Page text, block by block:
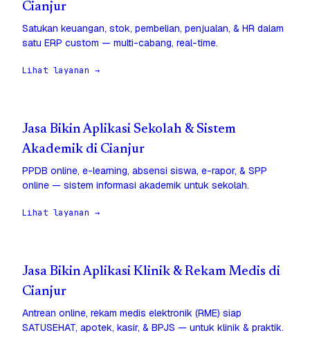
Cianjur
Satukan keuangan, stok, pembelian, penjualan, & HR dalam
satu ERP custom — multi-cabang, real-time.
Lihat layanan →
Jasa Bikin Aplikasi Sekolah & Sistem
Akademik di Cianjur
PPDB online, e-learning, absensi siswa, e-rapor, & SPP
online — sistem informasi akademik untuk sekolah.
Lihat layanan →
Jasa Bikin Aplikasi Klinik & Rekam Medis di
Cianjur
Antrean online, rekam medis elektronik (RME) siap
SATUSEHAT, apotek, kasir, & BPJS — untuk klinik & praktik.